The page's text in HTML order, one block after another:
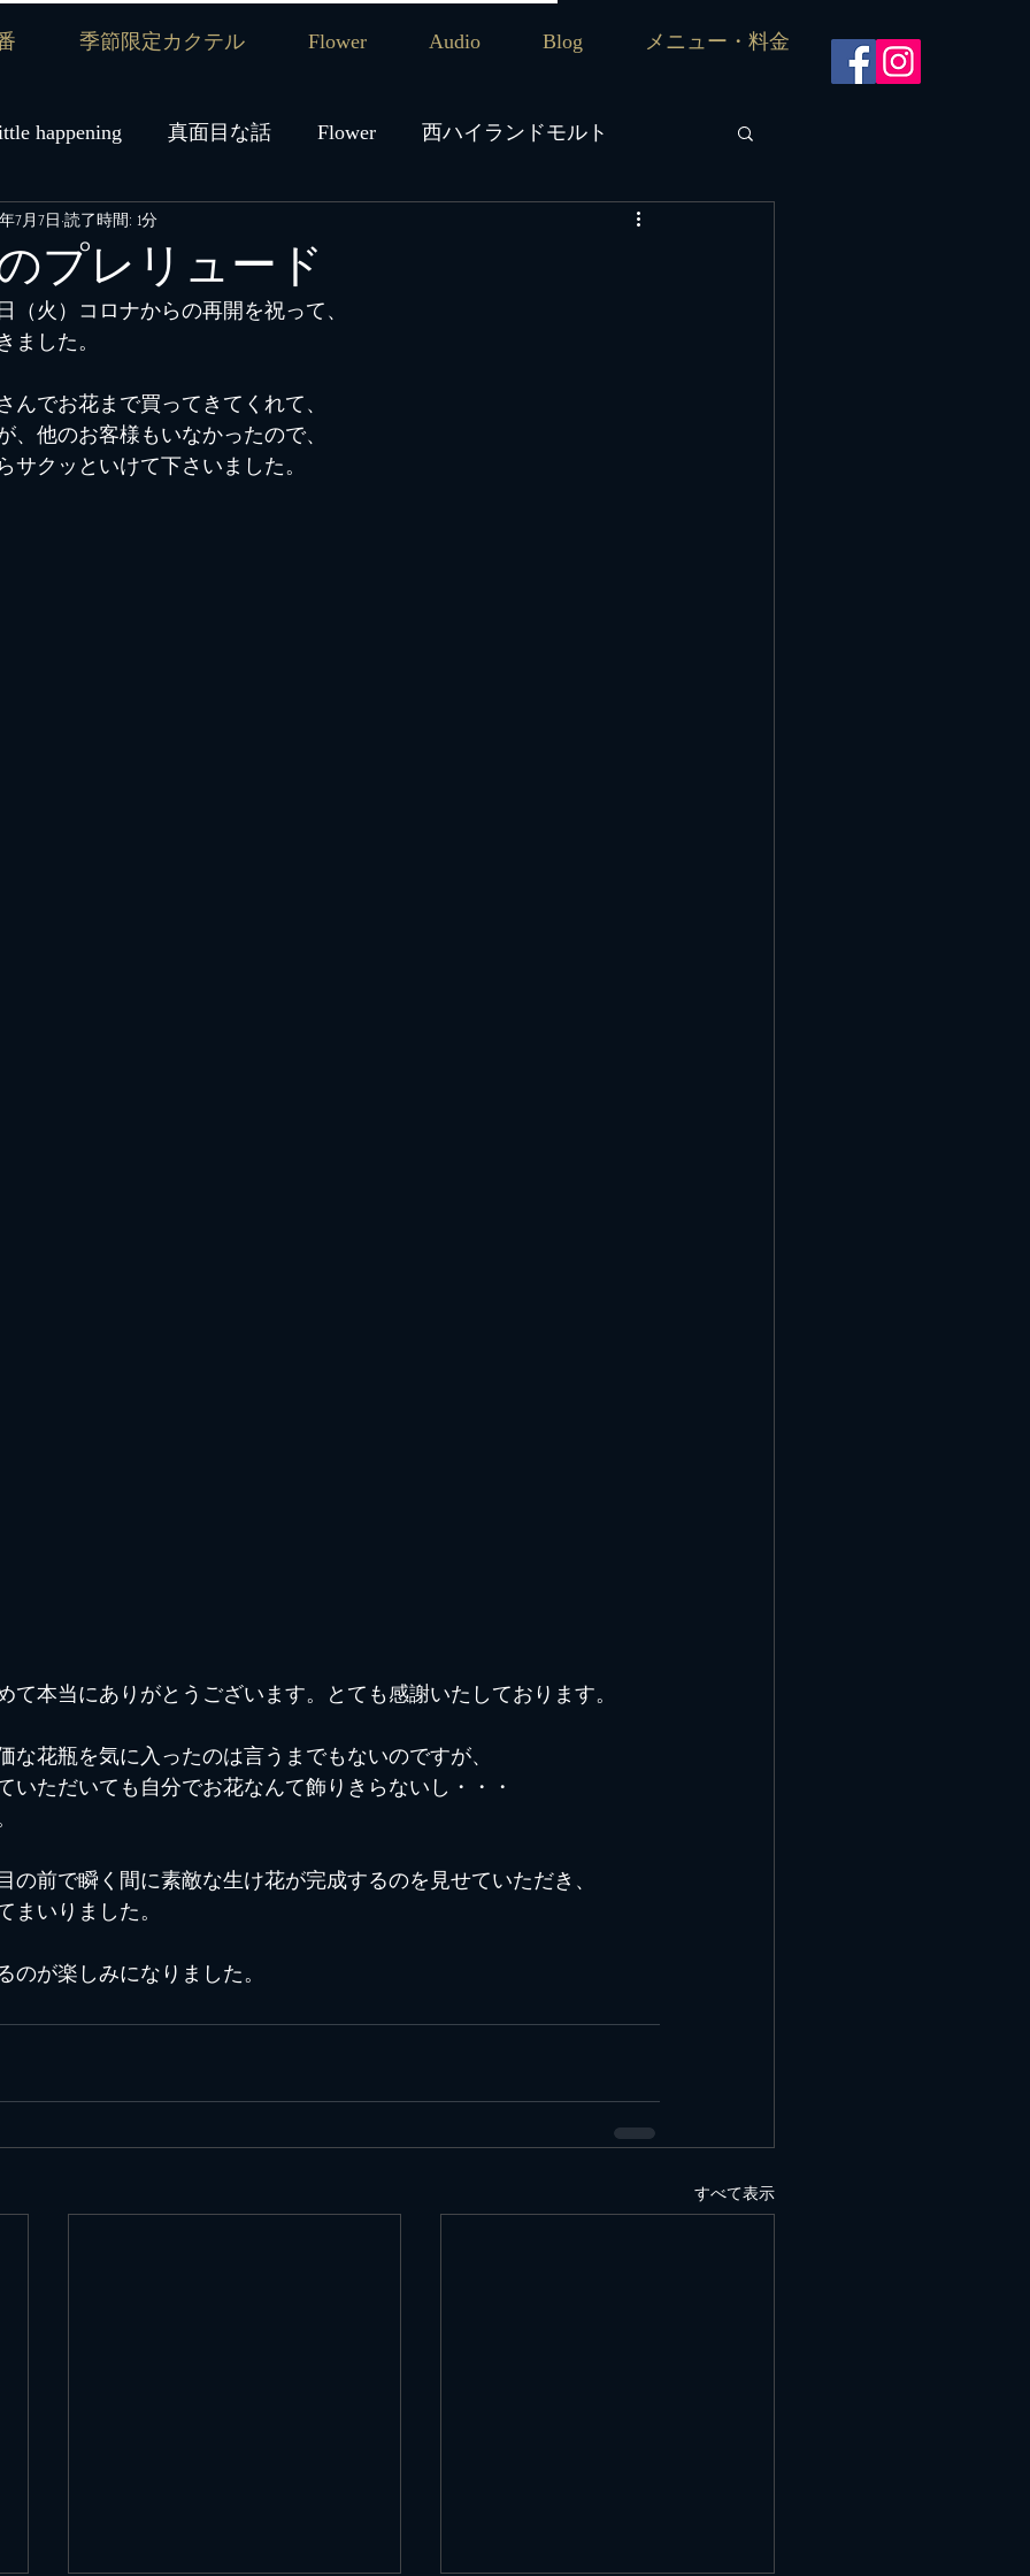
季節限定カクテル Flower Audio Blog メニュー・料金
happening 真面目な話 Flower 西ハイランドモルト
イランドモルト
キー ローランドモルト ワイン
おすすめのウイスキー 東ハイランドモルト
プレリュード
7月7日 読了時間: 1分
（火）コロナからの再開を祝って、
ました。
んでお花まで買ってきてくれて、
、他のお客様もいなかったので、
サクッといけて下さいました。
て本当にありがとうございます。とても感謝いたしております。
な花瓶を気に入ったのは言うまでもないのですが、
いただいても自分でお花なんて飾りきらないし・・・
の前で瞬く間に素敵な生け花が完成するのを見せていただき、
まいりました。
のが楽しみになりました。
すべて表示